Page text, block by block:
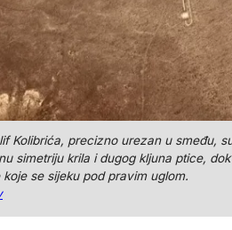
Kolibrića, precizno urezan u smeđu,
simetriju krila i dugog kljuna ptice,
se sijeku pod pravim uglom.